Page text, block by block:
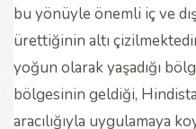
bu yönüyle önemli iç ve
ürettiğinin altı
yoğun olarak yaşadığı
bölgesinin geldiği,
aracılığıyla uygulamaya